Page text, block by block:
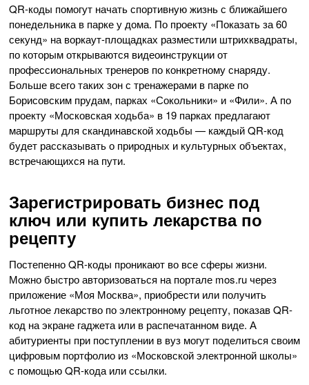
QR-коды помогут начать спортивную жизнь с ближайшего
понедельника в парке у дома. По проекту «Показать за 60
секунд» на воркаут-площадках разместили штрихквадраты,
по которым открываются видеоинструкции от
профессиональных тренеров по конкретному снаряду.
Больше всего таких зон с тренажерами в парке по
Борисовским прудам, парках «Сокольники» и «Фили». А по
проекту «Московская ходьба» в 19 парках предлагают
маршруты для скандинавской ходьбы — каждый QR-код
будет рассказывать о природных и культурных объектах,
встречающихся на пути.
Зарегистрировать бизнес под
ключ или купить лекарства по
рецепту
Постепенно QR-коды проникают во все сферы жизни.
Можно быстро авторизоваться на портале mos.ru через
приложение «Моя Москва», приобрести или получить
льготное лекарство по электронному рецепту, показав QR-
код на экране гаджета или в распечатанном виде. А
абитуриенты при поступлении в вуз могут поделиться своим
цифровым портфолио из «Московской электронной школы»
с помощью QR-кода или ссылки.